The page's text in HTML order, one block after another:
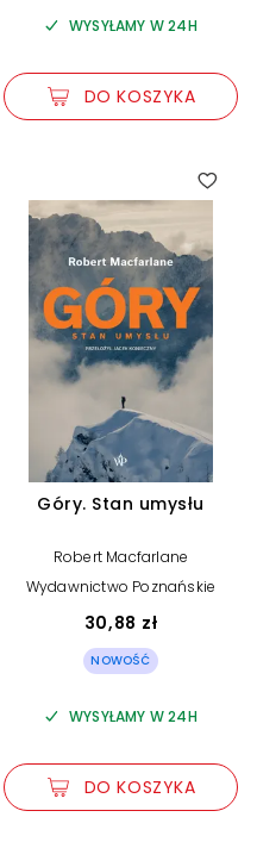
WYSYŁAMY W 24H
DO KOSZYKA
Góry. Stan umysłu
Robert Macfarlane
Wydawnictwo Poznańskie
30,88 zł
NOWOŚĆ
WYSYŁAMY W 24H
DO KOSZYKA